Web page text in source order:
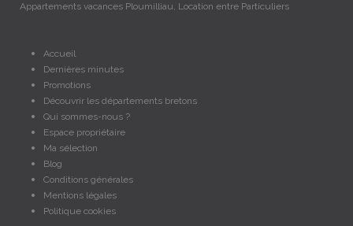
Appartements vacances Ploumilliau, Location entre Particuliers
Accueil
Dernières minutes
Promotions
Découvrir les départements bretons
Qui sommes-nous ?
Espace propriétaire
Ma sélection
Blog
Conditions générales
Mentions légales
Politique cookies